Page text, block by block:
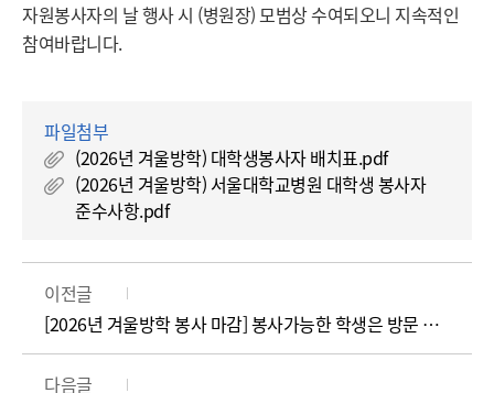
자원봉사자의 날 행사 시 (병원장) 모범상 수여되오니 지속적인
참여바랍니다.
파일첨부
(2026년 겨울방학) 대학생봉사자 배치표.pdf
(2026년 겨울방학) 서울대학교병원 대학생 봉사자
준수사항.pdf
이전글
[2026년 겨울방학 봉사 마감] 봉사가능한 학생은 방문 접수바랍니다.
다음글